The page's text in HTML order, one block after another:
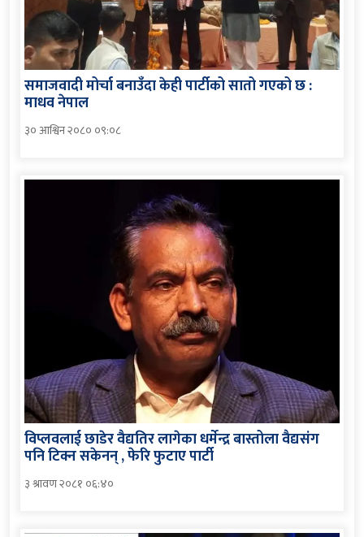
समाजवादी मोर्चा बनाउँदा केही पार्टीको सातो गएको छ :
माधव नेपाल
३० आश्विन २०८० ०९:०८
विप्लवलाई छाडेर वैद्यतिर लागेका धर्मेन्द्र बास्तोला वैद्यसंग
पनि टिक्न सकेनन् , फेरि फुटाए पार्टी
३ श्रावण २०८१ ०६:४०